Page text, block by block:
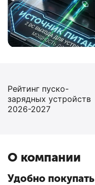
Рейтинг пуско-
зарядных устройств
2026-2027
О компании
Удобно покупать